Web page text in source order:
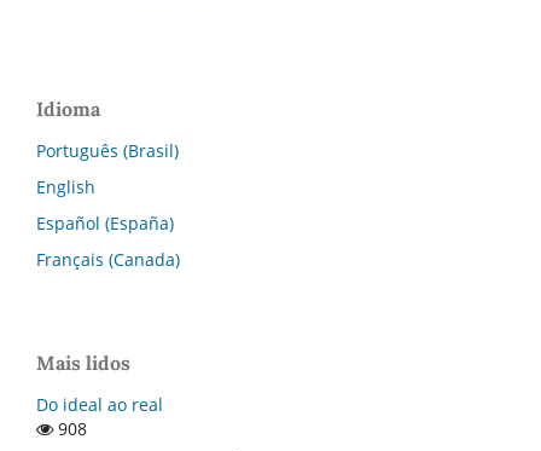
Idioma
Português (Brasil)
English
Español (España)
Français (Canada)
Mais lidos
Do ideal ao real
908